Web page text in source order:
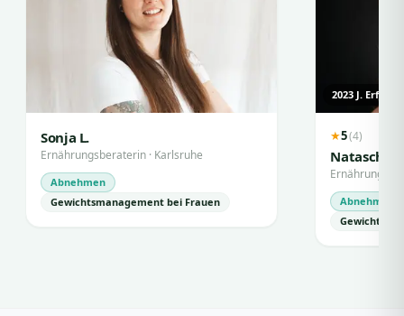
Sonja L.
Ernährungsberaterin · Karlsruhe
Abnehmen
Gewichtsmanagement bei Frauen
2023 J.
★5(4)
Natascha
Abnehmen